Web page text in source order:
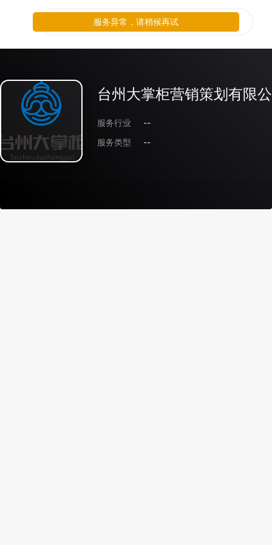
台州大掌柜营销策划有限
服务行业
--
服务类型
--
服务异常，请稍候再试